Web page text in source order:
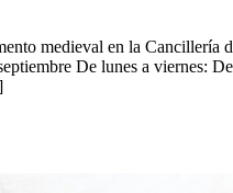
medieval en la Cancillería
De lunes a viernes: De